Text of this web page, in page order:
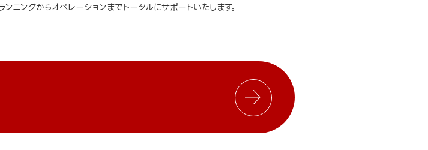
ングからオペレーションまでトータルにサポートいたします。